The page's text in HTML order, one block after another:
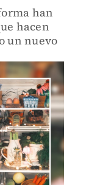
han
hacen
un nuevo